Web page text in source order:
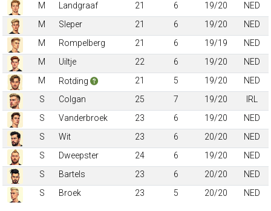
M
Landgraaf 21 6 19/20
NED
M
Sleper 21 6 19/20
NED
M
Rompelberg 21 6 19/19
NED
M
Uiltje 22 6 19/20
NED
M
Rotding 21 5 19/20
NED
S
Colgan 25 7 19/20
IRL
S
Vanderbroek 23 6 19/20
NED
S
Wit 23 6 20/20
NED
S
Dweepster 24 6 19/20
NED
S
Bartels 23 6 20/20
NED
S
Broek 23 5 20/20 NED